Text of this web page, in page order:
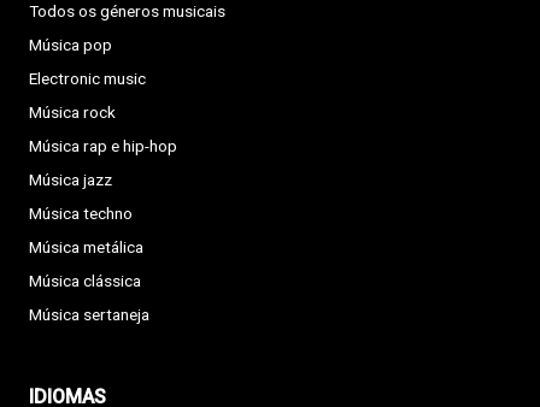
Todos os géneros musicais
Música pop
Electronic music
Música rock
Música rap e hip-hop
Música jazz
Música techno
Música metálica
Música clássica
Música sertaneja
IDIOMAS